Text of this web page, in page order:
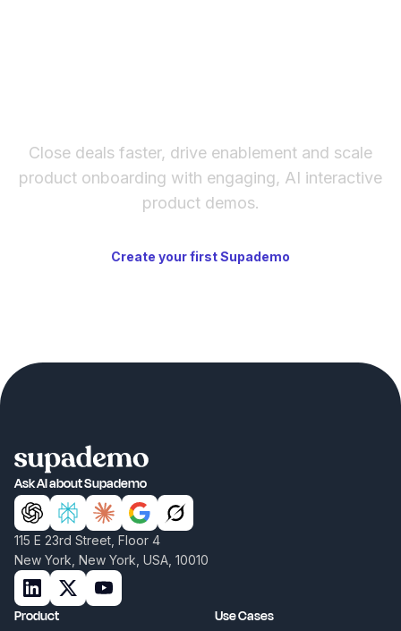
Close deals faster, drive enablement and scale
product onboarding with engaging, AI interactive
product demos.
Create your first Supademo
Ask AI about Supademo
115 E 23rd Street, Floor 4
New York, New York, USA, 10010
Product Use Cases